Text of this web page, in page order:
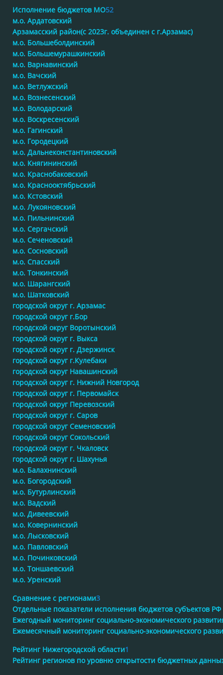
Исполнение бюджетов МО52
м.о. Ардатовский
Арзамасский район(с 2023г. объединен с г.Арзамас)
м.о. Большеболдинский
м.о. Большемурашкинский
м.о. Варнавинский
м.о. Вачский
м.о. Ветлужский
м.о. Вознесенский
м.о. Володарский
м.о. Воскресенский
м.о. Гагинский
м.о. Городецкий
м.о. Дальнеконстантиновский
м.о. Княгининский
м.о. Краснобаковский
м.о. Краснооктябрьский
м.о. Кстовский
м.о. Лукояновский
м.о. Пильнинский
м.о. Сергачский
м.о. Сеченовский
м.о. Сосновский
м.о. Спасский
м.о. Тонкинский
м.о. Шарангский
м.о. Шатковский
городской округ г. Арзамас
городской округ г.Бор
городской округ Воротынский
городской округ г. Выкса
городской округ г. Дзержинск
городской округ г.Кулебаки
городской округ Навашинский
городской округ г. Нижний Новгород
городской округ г. Первомайск
городской округ Перевозский
городской округ г. Саров
городской округ Семеновский
городской округ Сокольский
городской округ г. Чкаловск
городской округ г. Шахунья
м.о. Балахнинский
м.о. Богородский
м.о. Бутурлинский
м.о. Вадский
м.о. Дивеевский
м.о. Ковернинский
м.о. Лысковский
м.о. Павловский
м.о. Починковский
м.о. Тоншаевский
м.о. Уренский
Сравнение с регионами3
Отдельные показатели исполнения бюджетов субъектов РФ
Ежегодный мониторинг социально-экономического
Ежемесячный мониторинг социально-экономического
Рейтинг Нижегородской области1
Рейтинг регионов по уровню открытости бюджетных